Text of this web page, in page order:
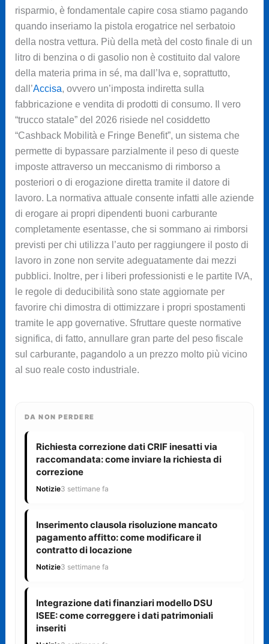
risparmio, è fondamentale capire cosa stiamo pagando
quando inseriamo la pistola erogatrice nel serbatoio
della nostra vettura. Più della metà del costo finale di un
litro di benzina o di gasolio non è costituito dal valore
della materia prima in sé, ma dall’Iva e, soprattutto,
dall’Accisa, ovvero un’imposta indiretta sulla
fabbricazione e vendita di prodotti di consumo. Il vero
“trucco statale” del 2026 risiede nel cosiddetto
“Cashback Mobilità e Fringe Benefit”, un sistema che
permette di bypassare parzialmente il peso di queste
imposte attraverso un meccanismo di rimborso a
posteriori o di erogazione diretta tramite il datore di
lavoro. La normativa attuale consente infatti alle aziende
di erogare ai propri dipendenti buoni carburante
completamente esentasse, che si sommano ai rimborsi
previsti per chi utilizza l’auto per raggiungere il posto di
lavoro in zone non servite adeguatamente dai mezzi
pubblici. Inoltre, per i liberi professionisti e le partite IVA,
le regole di deducibilità sono state aggiornate per
favorire chi dimostra di ottimizzare i propri spostamenti
tramite le app governative. Sfruttare queste normative
significa, di fatto, annullare gran parte del peso fiscale
sul carburante, pagandolo a un prezzo molto più vicino
al suo reale costo industriale.
DA NON PERDERE
Richiesta correzione dati CRIF inesatti via
raccomandata: come inviare la richiesta di
correzione
Notizie3 settimane fa
Inserimento clausola risoluzione mancato
pagamento affitto: come modificare il
contratto di locazione
Notizie3 settimane fa
Integrazione dati finanziari modello DSU
ISEE: come correggere i dati patrimoniali
inseriti